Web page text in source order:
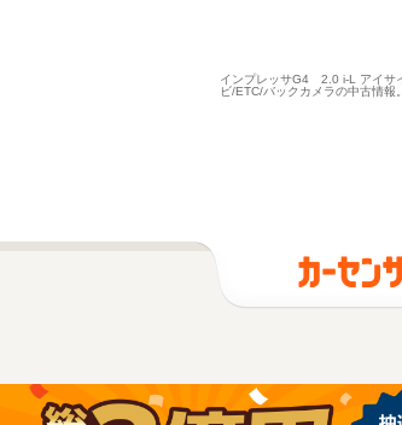
インプレッサG4 2.0 i-L アイサ
ビ/ETC/バックカメラの中古情